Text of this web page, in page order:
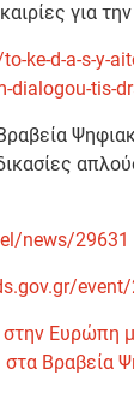
για
ke-d-a-s-y-
dialogou-tis-
news/29631
Ευρώπη
στα Βραβεία